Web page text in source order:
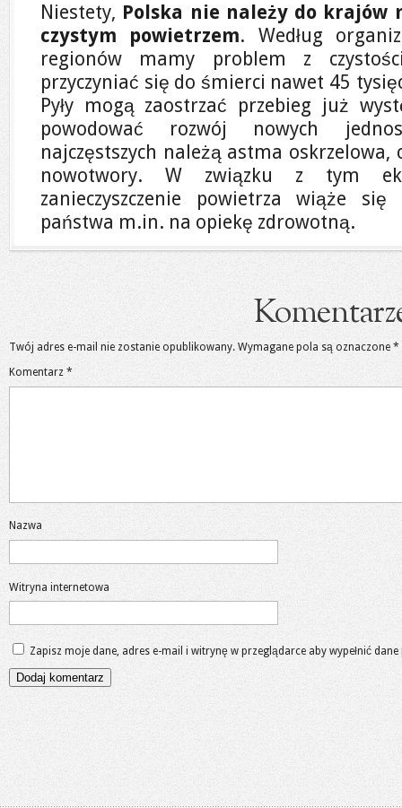
Niestety, Polska nie należy do krajów
czystym powietrzem. Według
regionów mamy problem z
przyczyniać się do śmierci nawet 45
Pyły mogą zaostrzać przebieg już
powodować rozwój nowych
najczęstszych należą astma oskrzelowa,
nowotwory. W związku z tym
zanieczyszczenie powietrza wiąże
państwa m.in. na opiekę zdrowotną.
Twój adres e-mail nie zostanie opublikowany. Wymagane pola są oznaczone *
Komentarz *
Nazwa
Witryna internetowa
Zapisz moje dane, adres e-mail i witrynę w przeglądarce aby wypełnić